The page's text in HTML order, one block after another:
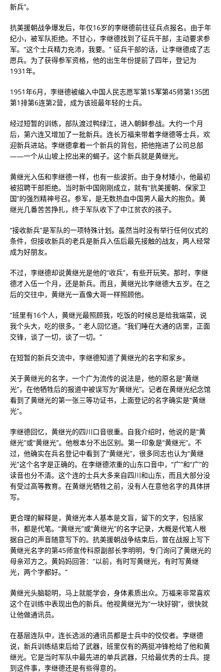
新兵”。
抗美援朝战争爆发后，年仅16岁的李继德前往征兵点报名。由于年
纪小，被军队拒绝。不甘心，李继德找到了征兵干部，主动要求参
军。“这个士兵精力充沛，我要。” 征兵干部的话，让李继德成了志
愿兵。为了获得参军资格，他的出生年份提前了四年，登记为
1931年。
1951年6月，李继德被编入中国人民志愿军第15军第45师第135团
第1排第6连第2营，成为该班最年轻的士兵。
经过短暂的训练，部队渡过鸭绿江，进入朝鲜参战。大约一个月
后，第六连又增加了一批新兵。连长万福来带着李继德等士兵，欢
迎新兵进站。李继德拿着一个新兵的背包，把他拖进了公司总部
——一个从山坡上挖出来的蝎子。这个新兵就是黄继光。
黄继光入伍和李继德一样，也有一些波折。由于身材矮小，他最初
被招聘干部拒绝。当时新中国刚刚成立，就有“抗美援朝、保家卫
国”的强烈精神号召。参军，是无数热血中国男人最大的抱负。黄
继光几番苦苦挣扎，终于军队收下了中江贫农的孩子。
“接收新兵”是军队的一项特殊计划。虽然当时没有举行任何仪式的
条件，但接收新兵的老兵是新兵入伍后最先接触的战友，两人经常
成为好朋友。
不过，李继德却说黄继光是他的“收兵”，有些开玩笑。那时，李继
德才入伍一个月，还是新兵。而且，黄继光比李继德大五岁。在之
后的交往中，黄继光一直像大哥一样照顾他。
“班里有16个人，黄继光最照顾我，吃饭的时候总是给我端菜，说
我个头大，吃的很多。” 老人回忆道。“我们睡在大通的店里，正面
交锋，谈了一切，谈了一切。”
在短暂的新兵交流中，李继德知道了黄继光的名字和家乡。
关于黄继光的名字，一个广为流传的说法是，他的原名是“黄继
光”，在他牺牲后的报道中被误写为“黄继光”。记者在黄继光纪念馆
看到了黄继光的第一张三等功证书，上面登记的名字确实是“黄继
光”。
李继德回忆，黄继光的四川口音很重。自我介绍时，他说的是“黄
继光”或“黄继光”。他根本分不出区别。第一印象是“黄继光”。不
过，他确实在兵名登记中看到了“黄继光”，很多同志也认为“黄继
光”这个名字是正确的。在李继德浓重的山东口音中，“广”和“广”的
读音也分不清。这个连的士兵大多来自四川和山东，而且大部分没
有受过高等教育。在黄继光牺牲之前，没有人在意他名字的具体拼
写。
更合理的解释是，黄继光本人基本是文盲，留下的文字，包括家
书，都是代笔。“黄继光”或“黄继光”的名字记录，大概是代笔人根
据自己的声音随意写下的。抗美援朝战争结束后，曾在战报上写下
黄继光名字的第45师宣传科原副部长李明明，专门询问了黄继光的
母亲邓方之。黄妈妈回答：“以前，有时写黄继光，有时写黄继
光，两个字都好。”
黄继光头脑聪明，马上就能学会，身体素质出众。万福来非常喜欢
这个在训练中表现出色的新兵。他视黄继光为“一块好钢”，很快就
让他做通讯员。
在基层连队中，连长选派的通讯员都是士兵中的佼佼者。李继德
说，新兵训练结束后给了武器，班里仅有的两挺冲锋枪给了他和黄
继光。它是当时军队中最先进的单兵武器，只给最优秀的士兵。提
到这件事，李继德还是有些得意的。